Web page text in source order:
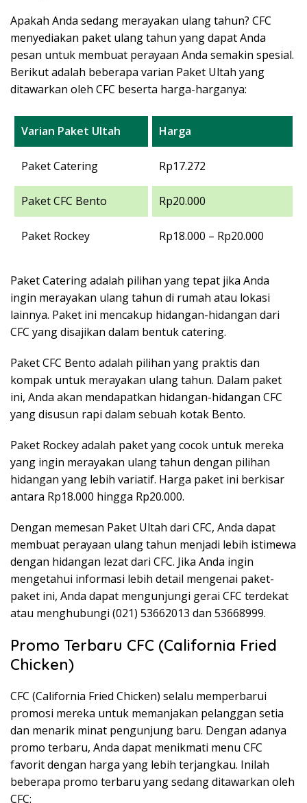
Apakah Anda sedang merayakan ulang tahun? CFC
menyediakan paket ulang tahun yang dapat Anda
pesan untuk membuat perayaan Anda semakin spesial.
Berikut adalah beberapa varian Paket Ultah yang
ditawarkan oleh CFC beserta harga-harganya:
Varian Paket Ultah Harga
Paket Catering Rp17.272
Paket CFC Bento Rp20.000
Paket Rockey Rp18.000 – Rp20.000
Paket Catering adalah pilihan yang tepat jika Anda
ingin merayakan ulang tahun di rumah atau lokasi
lainnya. Paket ini mencakup hidangan-hidangan dari
CFC yang disajikan dalam bentuk catering.
Paket CFC Bento adalah pilihan yang praktis dan
kompak untuk merayakan ulang tahun. Dalam paket
ini, Anda akan mendapatkan hidangan-hidangan CFC
yang disusun rapi dalam sebuah kotak Bento.
Paket Rockey adalah paket yang cocok untuk mereka
yang ingin merayakan ulang tahun dengan pilihan
hidangan yang lebih variatif. Harga paket ini berkisar
antara Rp18.000 hingga Rp20.000.
Dengan memesan Paket Ultah dari CFC, Anda dapat
membuat perayaan ulang tahun menjadi lebih istimewa
dengan hidangan lezat dari CFC. Jika Anda ingin
mengetahui informasi lebih detail mengenai paket-
paket ini, Anda dapat mengunjungi gerai CFC terdekat
atau menghubungi (021) 53662013 dan 53668999.
Promo Terbaru CFC (California Fried
Chicken)
CFC (California Fried Chicken) selalu memperbarui
promosi mereka untuk memanjakan pelanggan setia
dan menarik minat pengunjung baru. Dengan adanya
promo terbaru, Anda dapat menikmati menu CFC
favorit dengan harga yang lebih terjangkau. Inilah
beberapa promo terbaru yang sedang ditawarkan oleh
CFC: